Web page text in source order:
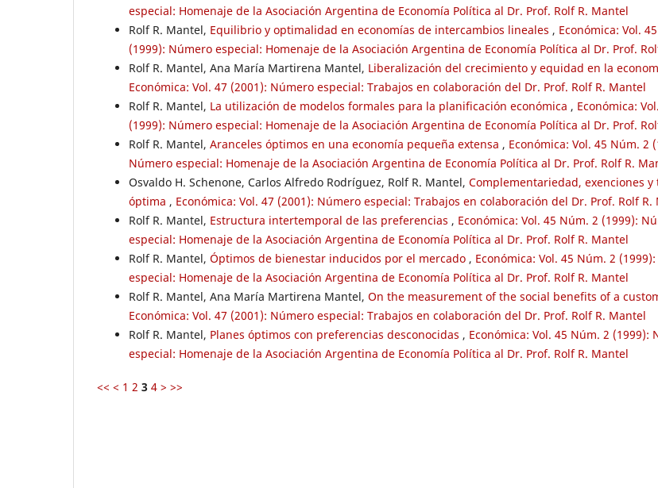
especial: Homenaje de la Asociación Argentina de Economía Política al Dr. Prof. Rolf R. Mantel
Rolf R. Mantel, Equilibrio y optimalidad en economías de intercambios lineales , Económica: Vol.
(1999): Número especial: Homenaje de la Asociación Argentina de Economía Política al Dr. Prof.
Rolf R. Mantel, Ana María Martirena Mantel, Liberalización del crecimiento y equidad en la
Económica: Vol. 47 (2001): Número especial: Trabajos en colaboración del Dr. Prof. Rolf R. Mantel
Rolf R. Mantel, La utilización de modelos formales para la planificación económica , Económica:
(1999): Número especial: Homenaje de la Asociación Argentina de Economía Política al Dr. Prof.
Rolf R. Mantel, Aranceles óptimos en una economía pequeña extensa , Económica: Vol. 45 Núm. 2
Número especial: Homenaje de la Asociación Argentina de Economía Política al Dr. Prof. Rolf R.
Osvaldo H. Schenone, Carlos Alfredo Rodríguez, Rolf R. Mantel, Complementariedad, exenciones
óptima , Económica: Vol. 47 (2001): Número especial: Trabajos en colaboración del Dr. Prof. Rolf R.
Rolf R. Mantel, Estructura intertemporal de las preferencias , Económica: Vol. 45 Núm. 2 (1999):
especial: Homenaje de la Asociación Argentina de Economía Política al Dr. Prof. Rolf R. Mantel
Rolf R. Mantel, Óptimos de bienestar inducidos por el mercado , Económica: Vol. 45 Núm. 2
especial: Homenaje de la Asociación Argentina de Economía Política al Dr. Prof. Rolf R. Mantel
Rolf R. Mantel, Ana María Martirena Mantel, On the measurement of the social benefits of a
Económica: Vol. 47 (2001): Número especial: Trabajos en colaboración del Dr. Prof. Rolf R. Mantel
Rolf R. Mantel, Planes óptimos con preferencias desconocidas , Económica: Vol. 45 Núm. 2 (1999):
especial: Homenaje de la Asociación Argentina de Economía Política al Dr. Prof. Rolf R. Mantel
<< < 1 2 3 4 > >>